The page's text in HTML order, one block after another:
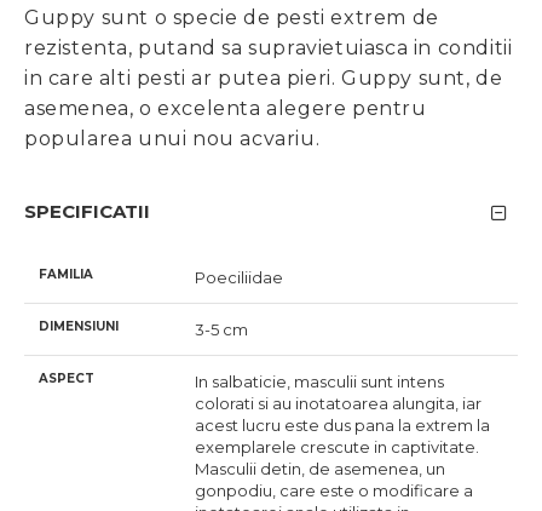
Guppy sunt o specie de pesti extrem de
rezistenta, putand sa supravietuiasca in conditii
in care alti pesti ar putea pieri. Guppy sunt, de
asemenea, o excelenta alegere pentru
popularea unui nou acvariu.
SPECIFICATII
FAMILIA Poeciliidae
DIMENSIUNI 3-5 cm
ASPECT
In salbaticie, masculii sunt intens
colorati si au inotatoarea alungita, iar
acest lucru este dus pana la extrem la
exemplarele crescute in captivitate.
Masculii detin, de asemenea, un
gonpodiu, care este o modificare a